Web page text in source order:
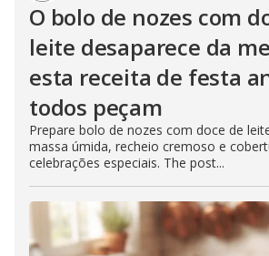
O bolo de nozes com
leite desaparece da
esta receita de festa
todos peçam
Prepare bolo de nozes com doce de
massa úmida, recheio cremoso e
celebrações especiais. The post...